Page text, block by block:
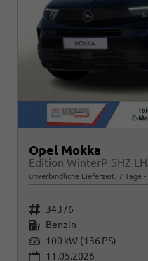
Opel Mokka
unverbindliche Lieferzeit: 7 Tage
Fahrzeugnr. 34376
Kraftstoff Benzin
Leistung 100 kW (136 PS)
11.05.2026